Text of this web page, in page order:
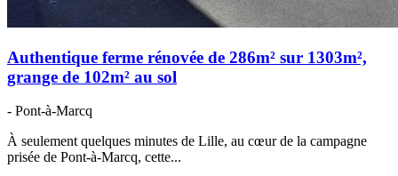
Authentique ferme rénovée de 286m² sur 1303m²,
grange de 102m² au sol
- Pont-à-Marcq
À seulement quelques minutes de Lille, au cœur de la campagne
prisée de Pont-à-Marcq, cette...